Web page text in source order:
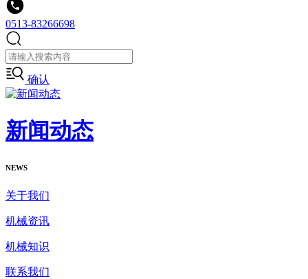
0513-83266698
确认
新闻动态
NEWS
关于我们
机械资讯
机械知识
联系我们